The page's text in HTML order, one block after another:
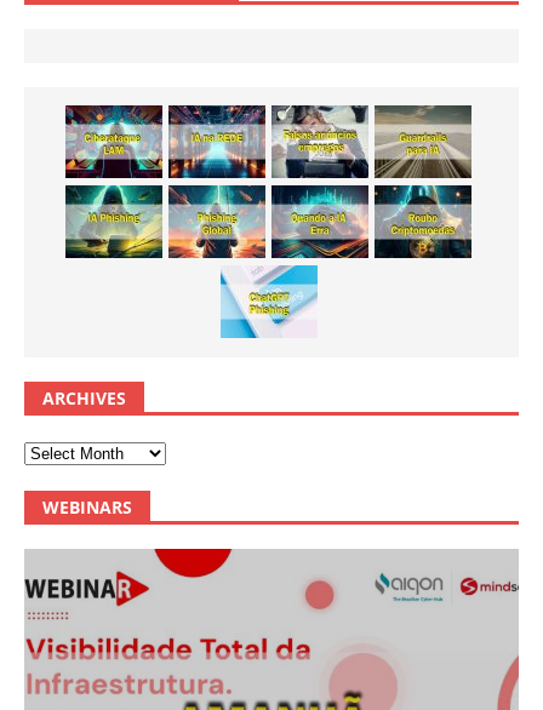
ARCHIVES
WEBINARS